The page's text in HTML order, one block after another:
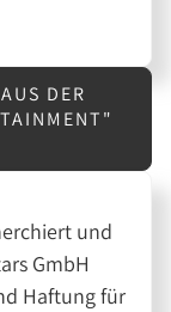
DER
und
GmbH
Haftung für